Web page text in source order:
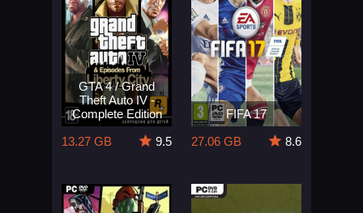
GTA 4 / Grand
Theft Auto IV -
Complete Edition
13.27 GB
9.5
FIFA 17
27.06 GB
8.6